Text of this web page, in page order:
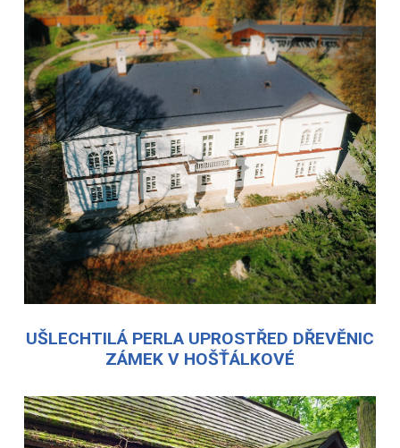
UŠLECHTILÁ PERLA UPROSTŘED DŘEVĚNIC
ZÁMEK V HOŠŤÁLKOVÉ